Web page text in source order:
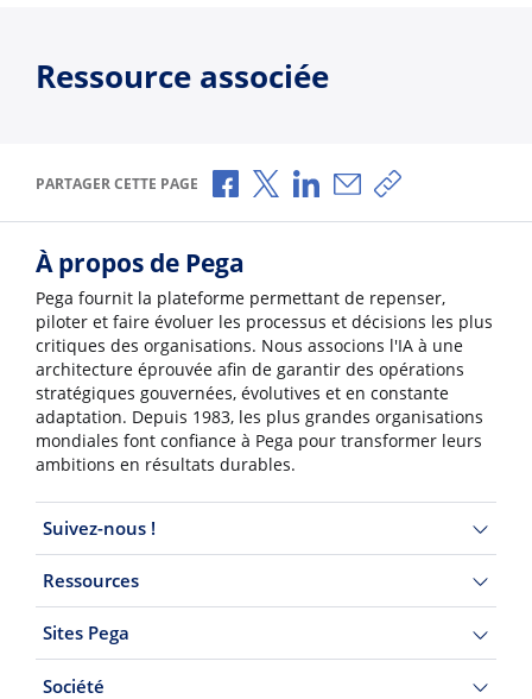
Ressource associée
PARTAGER CETTE PAGE Partager via Facebook
Partager via X
Partager via LinkedIn
Partager par e-mail
Copier le lien
À propos de Pega
Pega fournit la plateforme permettant de repenser,
piloter et faire évoluer les processus et décisions les plus
critiques des organisations. Nous associons l'IA à une
architecture éprouvée afin de garantir des opérations
stratégiques gouvernées, évolutives et en constante
adaptation. Depuis 1983, les plus grandes organisations
mondiales font confiance à Pega pour transformer leurs
ambitions en résultats durables.
Suivez-nous !
Ressources
Sites Pega
Société